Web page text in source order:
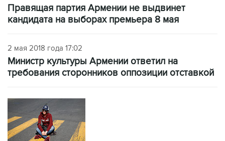
Правящая партия Армении не выдвинет
кандидата на выборах премьера 8 мая
2 мая 2018 года 17:02
Министр культуры Армении ответил на
требования сторонников оппозиции отставкой